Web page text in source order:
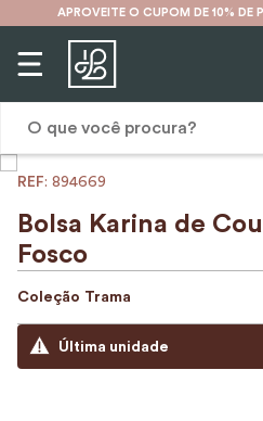
APROVEITE O CUPOM DE 10% DE
: 894669
Bolsa Karina de
Fosco
Coleção Trama
Última unidade
1º
karina
2º
mochila
couro
4º
cinto